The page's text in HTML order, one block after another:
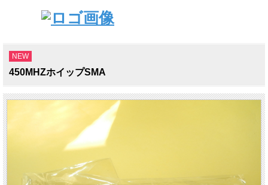
NEW
450MHZホイップSMA